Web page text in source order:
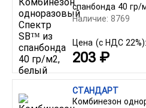
спанбонда 40 гр/
Наличие: 8769
Цена (с НДС 22%):
203 ₽
СТАНДАРТ
Комбинезон